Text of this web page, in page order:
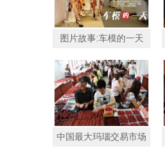
图片故事:车模的一天
中国最大玛瑙交易市场